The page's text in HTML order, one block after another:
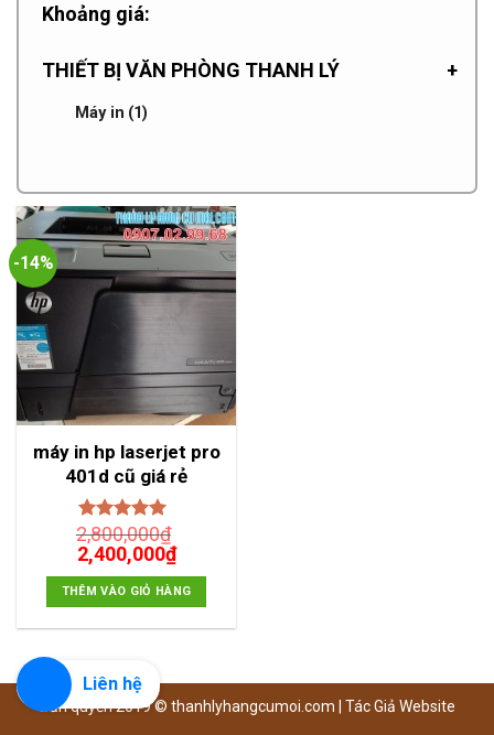
Khoảng giá:
THIẾT BỊ VĂN PHÒNG THANH LÝ +
Máy in (1)
-14%
máy in hp laserjet pro
401d cũ giá rẻ
Được xếp
hạng5.005
sao
2,800,000₫
Giá
gốc
là:
2,800,000₫.
2,400,000₫Giá
hiện
tại
là:
2,400,000₫.
THÊM VÀO GIỎ HÀNG
Bản quyền 2019 © thanhlyhangcumoi.com Tác Giả Website
Liên hệ